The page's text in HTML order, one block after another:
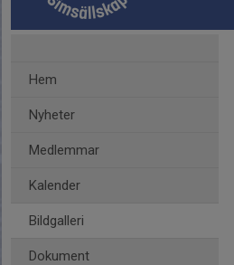
Hem
Nyheter
Medlemmar
Kalender
Bildgalleri
Dokument